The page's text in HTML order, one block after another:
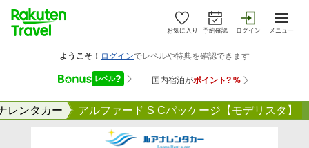
お気に入り 予約確認 ログイン メニュー
レンタカー アルファード S Cパッケージ【モデリスタ】